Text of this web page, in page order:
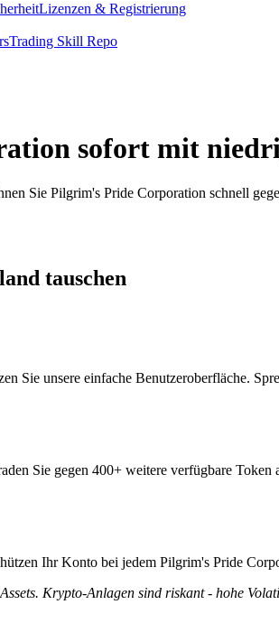
Lizenzen & Registrierung
Trading Skill Repo
sofort mit
Sie Pilgrim's Pride Corporation schnell
tauschen
Sie unsere einfache Benutzeroberfläche.
Sie gegen 400+ weitere verfügbare Token
Ihr Konto bei jedem Pilgrim's Pride
Krypto-Anlagen sind riskant - hohe